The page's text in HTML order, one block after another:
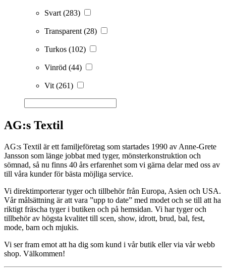
Svart(283)
Transparent(28)
Turkos (102)
Vinröd (44)
Vit(261)
AG:s Textil
AG:s Textil är ett familjeföretag som startades 1990 av Anne-Grete
Jansson som länge jobbat med tyger, mönsterkonstruktion och
sömnad, så nu finns 40 års erfarenhet som vi gärna delar med oss av
till våra kunder för bästa möjliga service.
Vi direktimporterar tyger och tillbehör från Europa, Asien och USA.
Vår målsättning är att vara ”upp to date” med modet och se till att ha
riktigt fräscha tyger i butiken och på hemsidan. Vi har tyger och
tillbehör av högsta kvalitet till scen, show, idrott, brud, bal, fest,
mode, barn och mjukis.
Vi ser fram emot att ha dig som kund i vår butik eller via vår webb
shop. Välkommen!